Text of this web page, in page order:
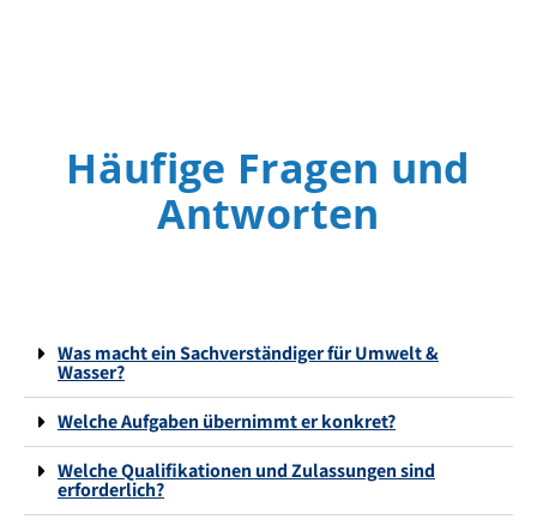
Häufige Fragen und
Antworten
Was macht ein Sachverständiger für Umwelt &
Wasser?
Welche Aufgaben übernimmt er konkret?
Welche Qualifikationen und Zulassungen sind
erforderlich?